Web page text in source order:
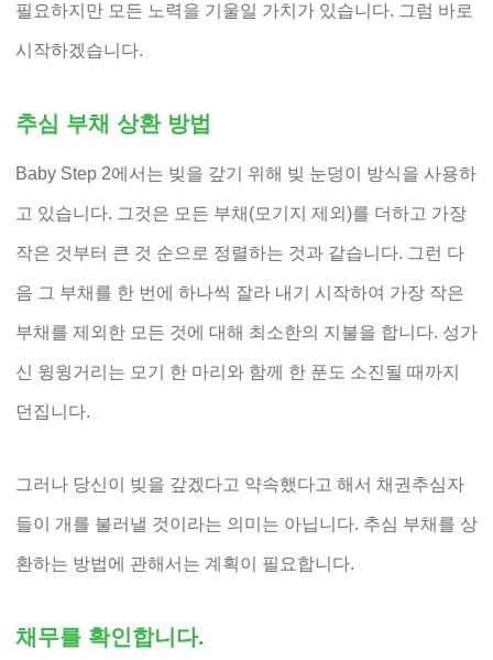
필요하지만 모든 노력을 기울일 가치가 있습니다. 그럼 바로
시작하겠습니다.
추심 부채 상환 방법
Baby Step 2에서는 빚을 갚기 위해 빚 눈덩이 방식을 사용하
고 있습니다. 그것은 모든 부채(모기지 제외)를 더하고 가장
작은 것부터 큰 것 순으로 정렬하는 것과 같습니다. 그런 다
음 그 부채를 한 번에 하나씩 잘라 내기 시작하여 가장 작은
부채를 제외한 모든 것에 대해 최소한의 지불을 합니다. 성가
신 윙윙거리는 모기 한 마리와 함께 한 푼도 소진될 때까지
던집니다.
그러나 당신이 빚을 갚겠다고 약속했다고 해서 채권추심자
들이 개를 불러낼 것이라는 의미는 아닙니다. 추심 부채를 상
환하는 방법에 관해서는 계획이 필요합니다.
채무를 확인합니다.